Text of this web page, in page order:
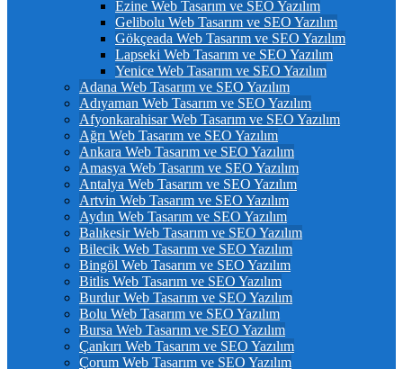
Ezine Web Tasarım ve SEO Yazılım
Gelibolu Web Tasarım ve SEO Yazılım
Gökçeada Web Tasarım ve SEO Yazılım
Lapseki Web Tasarım ve SEO Yazılım
Yenice Web Tasarım ve SEO Yazılım
Adana Web Tasarım ve SEO Yazılım
Adıyaman Web Tasarım ve SEO Yazılım
Afyonkarahisar Web Tasarım ve SEO Yazılım
Ağrı Web Tasarım ve SEO Yazılım
Ankara Web Tasarım ve SEO Yazılım
Amasya Web Tasarım ve SEO Yazılım
Antalya Web Tasarım ve SEO Yazılım
Artvin Web Tasarım ve SEO Yazılım
Aydın Web Tasarım ve SEO Yazılım
Balıkesir Web Tasarım ve SEO Yazılım
Bilecik Web Tasarım ve SEO Yazılım
Bingöl Web Tasarım ve SEO Yazılım
Bitlis Web Tasarım ve SEO Yazılım
Burdur Web Tasarım ve SEO Yazılım
Bolu Web Tasarım ve SEO Yazılım
Bursa Web Tasarım ve SEO Yazılım
Çankırı Web Tasarım ve SEO Yazılım
Çorum Web Tasarım ve SEO Yazılım